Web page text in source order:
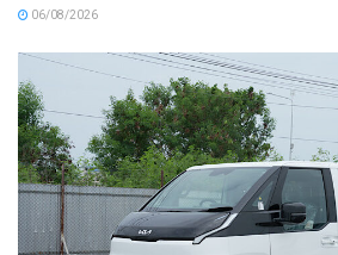
06/08/2026